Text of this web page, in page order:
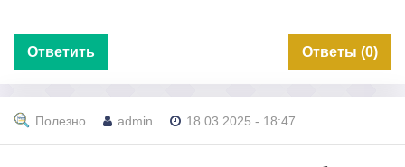
Ответить Ответы (0)
Полезно admin 18.03.2025 - 18:47